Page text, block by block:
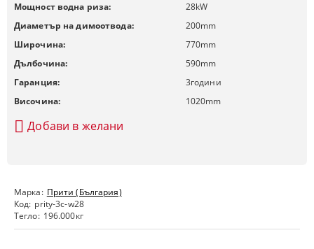
Марка: Прити (България)
Код: prity-3c-w28
Тегло: 196.000кг
Мощност водна риза:
28kW
Диаметър на димоотвода:
200mm
Широчина:
770mm
Дълбочина:
590mm
Гаранция:
3години
Височина:
1020mm
Добави в желани